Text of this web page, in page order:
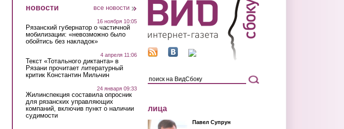
новости все новости
16 ноября 10:05
Рязанский губернатор о частичной
мобилизации: «невозможно было
обойтись без накладок»
4 апреля 11:06
Текст «Тотального диктанта» в
Рязани прочитает литературный
критик Константин Мильчин
24 января 09:33
Жилинспекция составила опросник
для рязанских управляющих
компаний, включив пункт о наличии
судимости
лица
Павел Супрун